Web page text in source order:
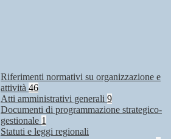
Riferimenti normativi su organizzazione e
attività 46
Atti amministrativi generali 9
Documenti di programmazione strategico-
gestionale 1
Statuti e leggi regionali